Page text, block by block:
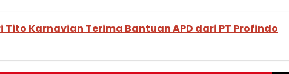
Tito Karnavian Terima Bantuan APD dari PT Profindo